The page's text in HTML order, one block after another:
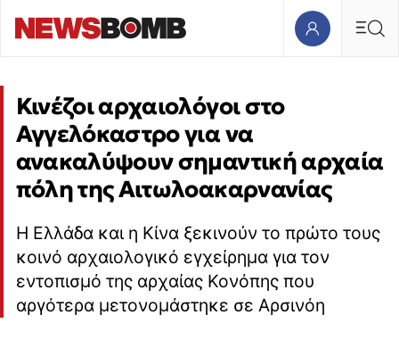
Κινέζοι αρχαιολόγοι στο
Αγγελόκαστρο για να
ανακαλύψουν σημαντική αρχαία
πόλη της Αιτωλοακαρνανίας
Η Ελλάδα και η Κίνα ξεκινούν το πρώτο τους
κοινό αρχαιολογικό εγχείρημα για τον
εντοπισμό της αρχαίας Κονόπης που
αργότερα μετονομάστηκε σε Αρσινόη